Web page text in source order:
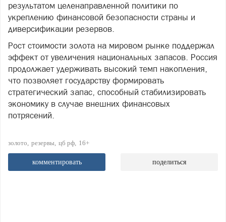
результатом целенаправленной политики по
укреплению финансовой безопасности страны и
диверсификации резервов.
Рост стоимости золота на мировом рынке поддержал
эффект от увеличения национальных запасов. Россия
продолжает удерживать высокий темп накопления,
что позволяет государству формировать
стратегический запас, способный стабилизировать
экономику в случае внешних финансовых
потрясений.
золото резервы цб рф 16+
комментировать поделиться